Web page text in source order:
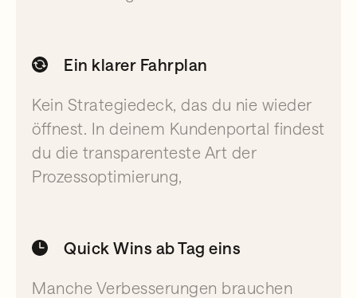
Ein klarer Fahrplan
Kein Strategiedeck, das du nie wieder
öffnest. In deinem Kundenportal findest
du die transparenteste Art der
Prozessoptimierung,
Quick Wins ab Tag eins
Manche Verbesserungen brauchen